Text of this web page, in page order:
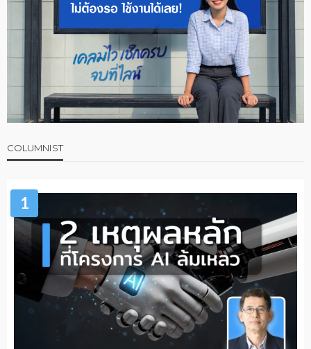
COLUMNIST
1